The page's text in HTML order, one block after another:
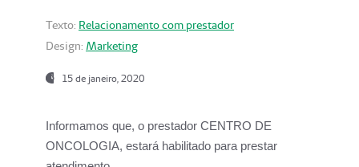
Texto: Relacionamento com prestador
Design: Marketing
15 de janeiro, 2020
Informamos que, o prestador CENTRO DE
ONCOLOGIA, estará habilitado para prestar